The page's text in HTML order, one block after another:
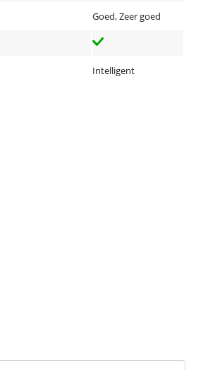
Goed, Zeer goed
Intelligent